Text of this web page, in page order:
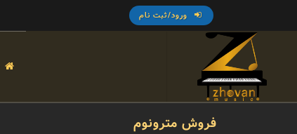
ورود/ثبت نام
فروش مترونوم